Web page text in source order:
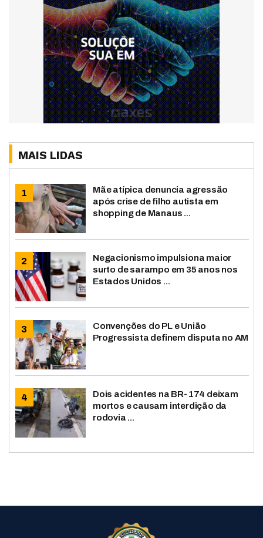
MAIS LIDAS
Mãe atípica denuncia agressão
após crise de filho autista em
shopping de Manaus ...
Negacionismo impulsiona maior
surto de sarampo em 35 anos nos
Estados Unidos ...
Convenções do PL e União
Progressista definem disputa no AM
Dois acidentes na BR-174 deixam
mortos e causam interdição da
rodovia ...